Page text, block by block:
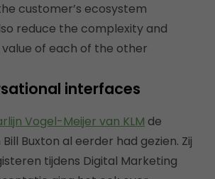
customer’s ecosystem
reduce the complexity and
of each of the other
interfaces
Vogel-Meijer van KLM de
Buxton al eerder had gezien. Zij
tijdens Digital Marketing